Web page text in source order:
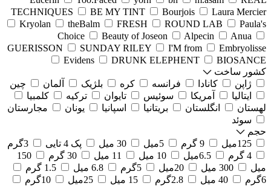
TECHNIQUES
BE MY TINT Bourjois
Laura Mercier
Kryolan
theBalm FRESH ROUND LAB
Paula's
Choice
Beauty of Joseon Alpecin
Anua
GUERISSON
SUNDAY RILEY I'M from
Embryolisse
Evidens
DRUNK ELEPHENT
BIOSANCE
کشور ساخت
ژاپن
کانادا فرانسه کره بلژیک آلمان
چین
ایتالیا
آمریکا سوئیس تایوان ترکیه
کلمبیا
لهستان
انگلستان بریتانیا اسپانیا یونان
مجارستان
سوئد
حجم
125میل
9 گرم 5میل 30 میل پک 4 تایی
3گرم
4 گرم
6.5میل 10 میل 11 میل 30 گرم
150
میل
300 میل 20میل 5گرم 6.8 میل
1.5 گرم
6گرم
40 میل 2.8گرم 15 میل 25میل
10گرم